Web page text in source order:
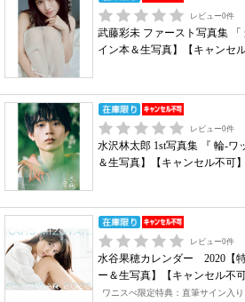
レビュー0件
武藤彩未 ファースト写真集
イン本＆生写真】【キャンセル
レビュー0件
水沢林太郎 1st写真集 『 輪-
＆生写真】【キャンセル不可】
レビュー0件
水谷果穂カレンダー 2020【
ー＆生写真】【キャンセル不可
ワニスぺ限定特典：直筆サイン入